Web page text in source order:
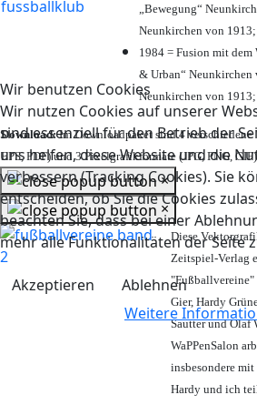
Wir benutzen Cookies
Wir nutzen Cookies auf unserer
sind essenziell für den Betrieb der
uns helfen, diese Website und die
verbessern (Tracking Cookies). Sie
entscheiden, ob Sie die Cookies
beachten Sie, dass bei einer
mehr alle Funktionalitäten der Seite
Akzeptieren
Ablehnen
Weitere
„Bewegung“
Neunkirchen von 1913;
1984 = Fusion mit
& Urban“ Neunkirchen
Neunkirchen von
Download:Im Downloadpaket sind 4
EPS, PDF) und 3 Pixelgrafikformate (JPG, PNG,
×
×
Diese
Zeitspiel-Verlag
"Fußballvereine"
Gier, Hardy
Sautter und Olaf
WaPPenSalon
insbesondere mit
Hardy und ich